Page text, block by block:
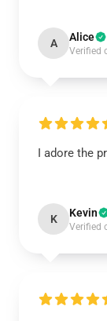
A Alice
Verified
I adore the
K Kevin
Verified